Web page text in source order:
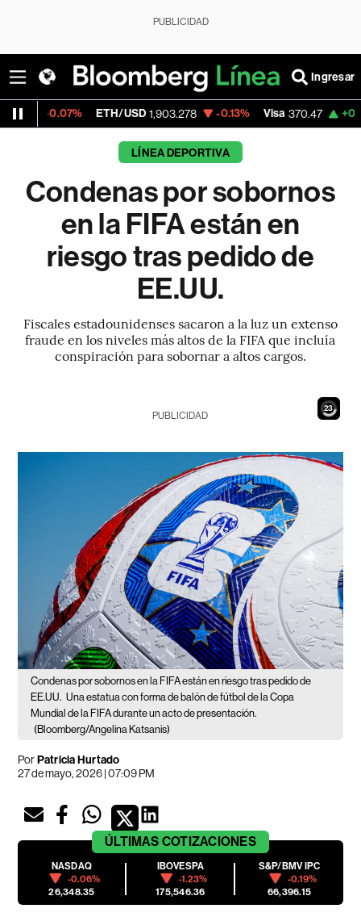
PUBLICIDAD
Ingresar
ETH/USD 1,903.278 -0.13% Visa 370.47 +0.52%
LÍNEA DEPORTIVA
Condenas por sobornos
en la FIFA están en
riesgo tras pedido de
EE.UU.
Fiscales estadounidenses sacaron a la luz un extenso
fraude en los niveles más altos de la FIFA que incluía
conspiración para sobornar a altos cargos.
21
PUBLICIDAD
Condenas por sobornos en la FIFA están en riesgo tras pedido de
EE.UU. Una estatua con forma de balón de fútbol de la Copa
Mundial de la FIFA durante un acto de presentación.
(Bloomberg/Angelina Katsanis)
PorPatricia Hurtado
27 de mayo, 2026 | 07:09 PM
ÚLTIMAS COTIZACIONES
NASDAQ
-0.06%
26,348.35
IBOVESPA
-1.23%
175,546.36
S&P/BMV IPC
-0.19%
66,396.15